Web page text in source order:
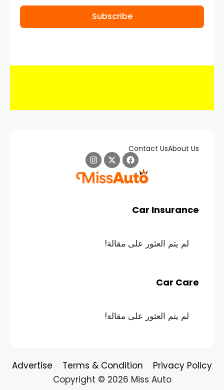
Subscribe
About Us
Contact Us
Car Insurance
لم يتم العثور على مقالة!
Car Care
لم يتم العثور على مقالة!
Copyright © 2026 Miss Auto
Advertise Terms & Condition Privacy Policy